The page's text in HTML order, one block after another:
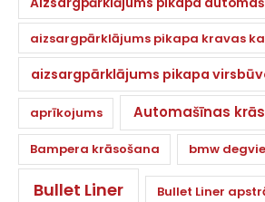
aizsargpārklājums pikapa kravas
aizsargpārklājums pikapa
aprīkojums Automašīnas
Bampera krāsošana bmw
Bullet Liner Bullet Liner